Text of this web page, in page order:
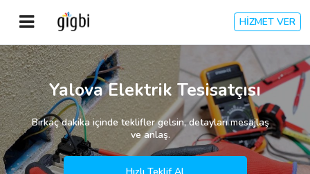
HİZMET VER
Anasayfa
Giriş Yap
Kayıt Ol
Yalova Elektrik Tesisatçısı
Birkaç dakika içinde teklifler gelsin, detayları mesajlaş
ve anlaş.
Hızlı Teklif Al